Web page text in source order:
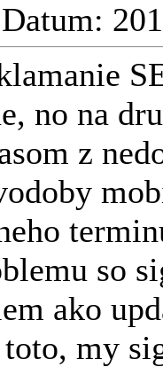
no na
z
so
ako
my